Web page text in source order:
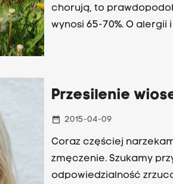
chorują, to
wynosi 65-70%. O alergii
Przesilenie
date_range 2015-04-09
Coraz częściej
zmęczenie. Szukamy przyczyny złego nastroju i najczęściej
odpowiedzialność